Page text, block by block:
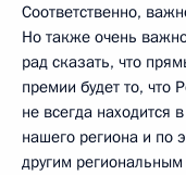
Соответственно,
Но также очень
рад сказать, что
премии будет то, что
не всегда находится
нашего региона и по
другим